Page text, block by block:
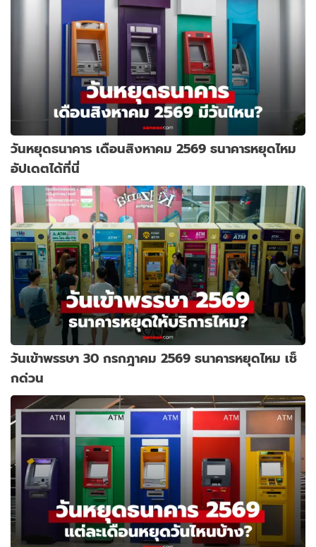
วันหยุดธนาคาร เดือนสิงหาคม 2569 ธนาคารหยุดไหม
อัปเดตได้ที่นี่
วันเข้าพรรษา 30 กรกฎาคม 2569 ธนาคารหยุดไหม เช็
กด่วน